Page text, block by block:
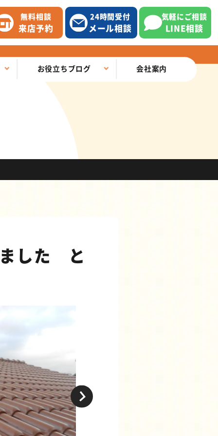
無料相談
来店予約
24時間受付
メール相談
気軽にご相談
LINE相談
お役立ちブログ 会社案内
ました と